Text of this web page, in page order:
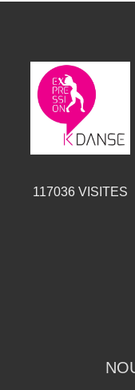
117036VISITES